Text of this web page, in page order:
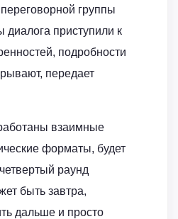
группы
диалога приступили к
подробности
передает
взаимные
форматы, будет
раунд
быть завтра,
дальше и просто